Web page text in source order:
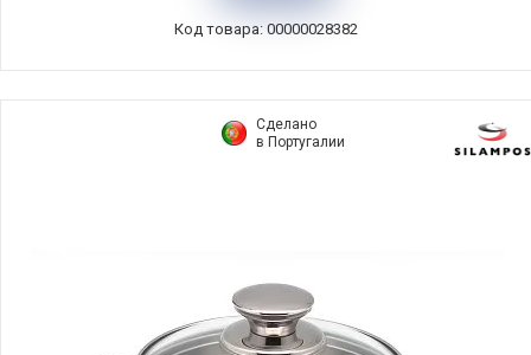
Код товара: 00000028382
Сделано
в Португалии